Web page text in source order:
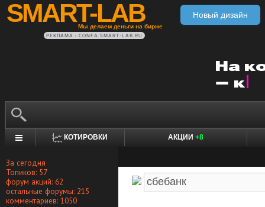
SMART-LAB
Мы делаем деньги на бирже
Новый дизайн
РЕКЛАМА • CONFA.SMART-LAB.RU
КОТИРОВКИ АКЦИИ +8
За сегодня
Топиков: 57
форум акций: 62
остальные форумы: 215
комментариев: 1050